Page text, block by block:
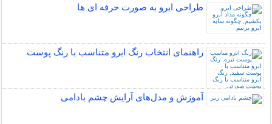
طراحی ابرو به صورت حرفه ای ها
راهنمای انتخاب رنگ ابرو متناسب با رنگ پوست
آموزش و مدل‌های آرایش چشم بادامی